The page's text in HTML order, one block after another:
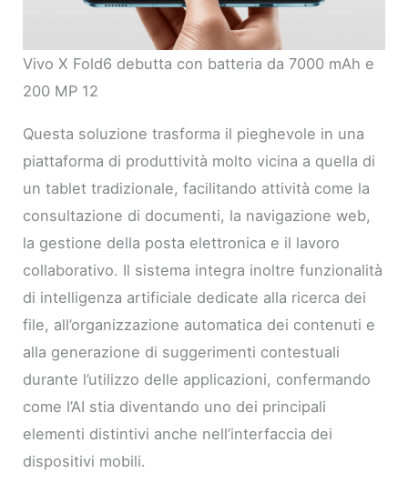
Vivo X Fold6 debutta con batteria da 7000 mAh e
200 MP 12
Questa soluzione trasforma il pieghevole in una
piattaforma di produttività molto vicina a quella di
un tablet tradizionale, facilitando attività come la
consultazione di documenti, la navigazione web,
la gestione della posta elettronica e il lavoro
collaborativo. Il sistema integra inoltre funzionalità
di intelligenza artificiale dedicate alla ricerca dei
file, all’organizzazione automatica dei contenuti e
alla generazione di suggerimenti contestuali
durante l’utilizzo delle applicazioni, confermando
come l’AI stia diventando uno dei principali
elementi distintivi anche nell’interfaccia dei
dispositivi mobili.